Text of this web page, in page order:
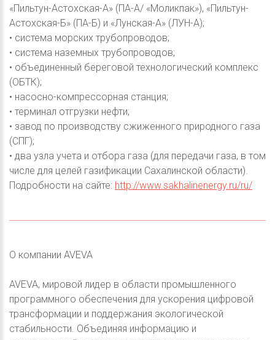
«Пильтун-Астохская-А» (ПА-А/ «Моликпак»), «Пильтун-
Астохская-Б» (ПА-Б) и «Лунская-А» (ЛУН-А);
• система морских трубопроводов;
• система наземных трубопроводов;
• объединенный береговой технологический комплекс
(ОБТК);
• насосно-компрессорная станция;
• терминал отгрузки нефти;
• завод по производству сжиженного природного газа
(СПГ);
• два узла учета и отбора газа (для передачи газа, в том
числе для целей газификации Сахалинской области).
Подробности на сайте: http://www.sakhalinenergy.ru/ru/
О компании AVEVA
AVEVA, мировой лидер в области промышленного
программного обеспечения для ускорения цифровой
трансформации и поддержания экологической
стабильности. Объединяя информацию и